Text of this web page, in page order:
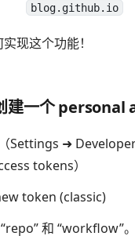
blog.github.io
现这个功能！
建一个 personal
（Settings ➜
tokens）
token (classic)
和 “workflow”